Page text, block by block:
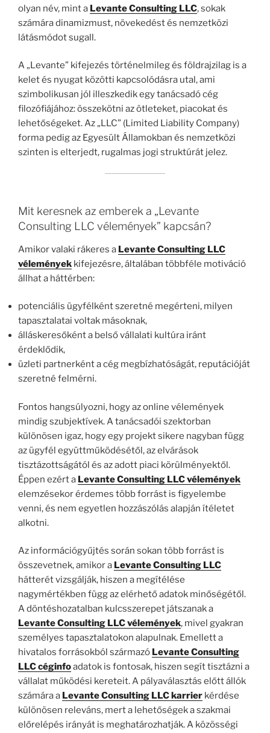
olyan név, mint a Levante Consulting LLC, sokak
számára dinamizmust, növekedést és nemzetközi
látásmódot sugall.
A „Levante” kifejezés történelmileg és földrajzilag is a
kelet és nyugat közötti kapcsolódásra utal, ami
szimbolikusan jól illeszkedik egy tanácsadó cég
filozófiájához: összekötni az ötleteket, piacokat és
lehetőségeket. Az „LLC” (Limited Liability Company)
forma pedig az Egyesült Államokban és nemzetközi
szinten is elterjedt, rugalmas jogi struktúrát jelez.
Mit keresnek az emberek a „Levante
Consulting LLC vélemények” kapcsán?
Amikor valaki rákeres a Levante Consulting LLC
vélemények kifejezésre, általában többféle motiváció
állhat a háttérben:
potenciális ügyfélként szeretné megérteni, milyen
tapasztalatai voltak másoknak,
álláskeresőként a belső vállalati kultúra iránt
érdeklődik,
üzleti partnerként a cég megbízhatóságát, reputációját
szeretné felmérni.
Fontos hangsúlyozni, hogy az online vélemények
mindig szubjektívek. A tanácsadói szektorban
különösen igaz, hogy egy projekt sikere nagyban függ
az ügyfél együttműködésétől, az elvárások
tisztázottságától és az adott piaci körülményektől.
Éppen ezért a Levante Consulting LLC vélemények
elemzésekor érdemes több forrást is figyelembe
venni, és nem egyetlen hozzászólás alapján ítéletet
alkotni.
Az információgyűjtés során sokan több forrást is
összevetnek, amikor a Levante Consulting LLC
hátterét vizsgálják, hiszen a megítélése
nagymértékben függ az elérhető adatok minőségétől.
A döntéshozatalban kulcsszerepet játszanak a
Levante Consulting LLC vélemények, mivel gyakran
személyes tapasztalatokon alapulnak. Emellett a
hivatalos forrásokból származó Levante Consulting
LLC céginfoadatok is fontosak, hiszen segít tisztázni a
vállalat működési kereteit. A pályaválasztás előtt állók
számára a Levante Consulting LLC karrier kérdése
különösen releváns, mert a lehetőségek a szakmai
előrelépés irányát is meghatározhatják. A közösségi